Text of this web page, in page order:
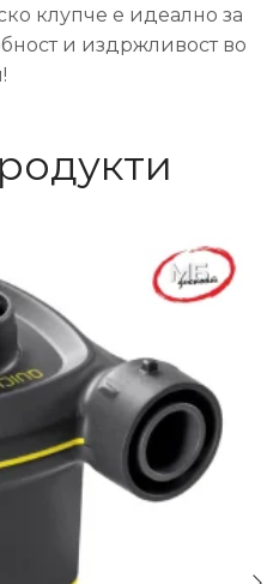
клупче е идеално за
и издржливост во